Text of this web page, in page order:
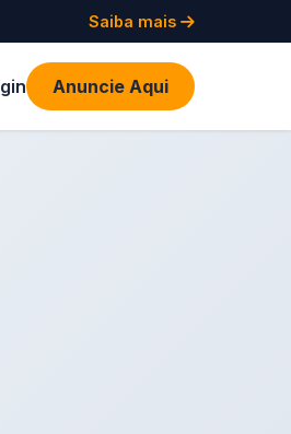
Saiba mais
Anuncie Aqui